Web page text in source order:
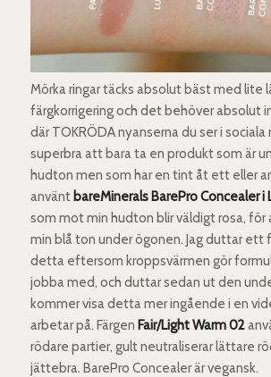
Mörka ringar täcks absolut bäst med lite
färgkorrigering och det behöver absolut
där TOKRÖDA nyanserna du ser i
superbra att bara ta en produkt som är
hudton men som har en tint åt ett eller
använt bareMinerals BarePro Concealer
som mot min hudton blir väldigt rosa, för
min blå ton under ögonen. Jag duttar ett
detta eftersom kroppsvärmen gör
jobba med, och duttar sedan ut den
kommer visa detta mer ingående i en
arbetar på. Färgen Fair/Light Warm 02
rödare partier, gult neutraliserar lättare
jättebra. BarePro Concealer är vegansk.